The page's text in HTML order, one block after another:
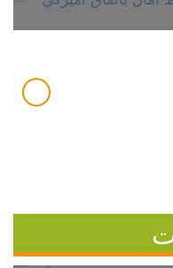
ارتفاع سكر الدم